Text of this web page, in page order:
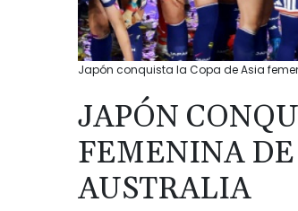
Japón conquista la Copa de Asia
JAPÓN
FEMENINA
AUSTRALIA